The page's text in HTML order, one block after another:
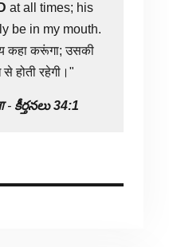
at all times; his
be in my mouth.
कहा करूंगा; उसकी
होती रहेगी।"
- కీర్తనలు 34:1